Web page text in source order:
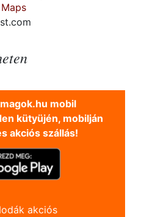
mobil
kütyüjén, mobilján
akciós szállás!
akciós